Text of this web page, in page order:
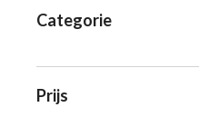
Categorie
Prijs